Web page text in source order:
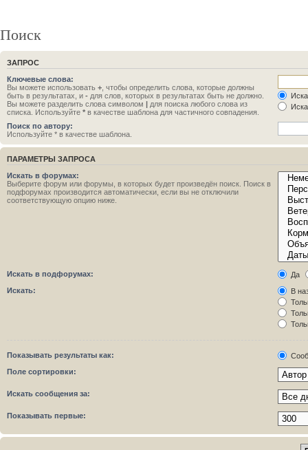
Поиск
ЗАПРОС
Ключевые слова:
Вы можете использовать + , чтобы определить слова, которые должны
быть в результатах, и - для слов, которых в результатах быть не должно.
Вы можете разделить слова символом | для поиска любого слова из
списка. Используйте * в качестве шаблона для частичного совпадения.
Поиск по автору:
Используйте * в качестве шаблона.
ПАРАМЕТРЫ ЗАПРОСА
Искать в форумах:
Выберите форум или форумы, в которых будет произведён поиск. Поиск в
подфорумах производится автоматически, если вы не отключили
соответствующую опцию ниже.
Искать в подфорумах:
Да
Искать:
В
Показывать результаты как:
Поле сортировки:
Искать сообщения за:
Показывать первые: